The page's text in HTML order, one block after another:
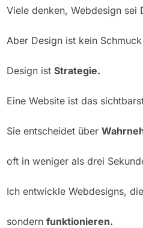
Viele denken, Webdesign sei
Aber Design ist kein
Design ist Strategie.
Eine Website ist das
Sie entscheidet über
oft in weniger als drei
Ich entwickle Webdesigns,
sondern funktionieren.